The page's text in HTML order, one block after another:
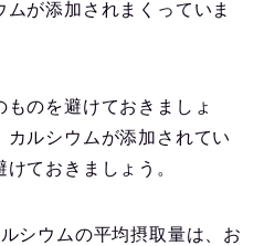
が添加されまくっていま
のを避けておきましょ
カルシウムが添加されてい
ておきましょう。
シウムの平均摂取量は、お